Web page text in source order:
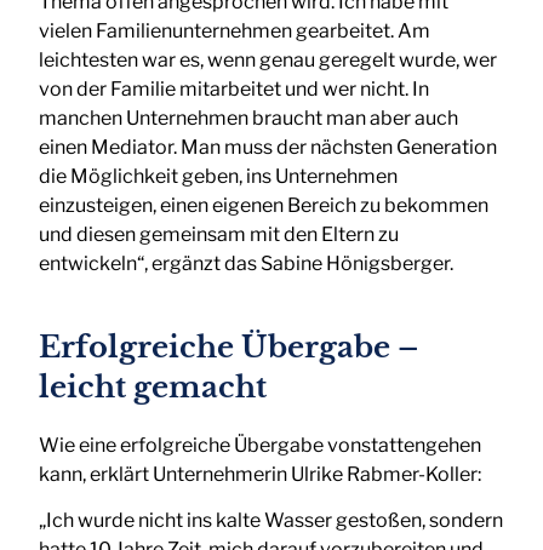
vielen Familienunternehmen gearbeitet. Am
leichtesten war es, wenn genau geregelt wurde, wer
von der Familie mitarbeitet und wer nicht. In
manchen Unternehmen braucht man aber auch
einen Mediator. Man muss der nächsten Generation
die Möglichkeit geben, ins Unternehmen
einzusteigen, einen eigenen Bereich zu bekommen
und diesen gemeinsam mit den Eltern zu
entwickeln“, ergänzt das Sabine Hönigsberger.
Erfolgreiche Übergabe –
leicht gemacht
Wie eine erfolgreiche Übergabe vonstattengehen
kann, erklärt Unternehmerin Ulrike Rabmer-Koller:
„Ich wurde nicht ins kalte Wasser gestoßen, sondern